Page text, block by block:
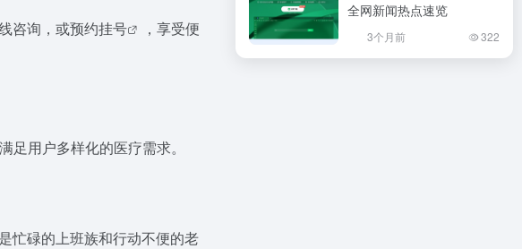
咨询，或预约挂号
，享受便
足用户多样化的医疗需求。
忙碌的上班族和行动不便的老
全网新闻热点速览
3个月前 322